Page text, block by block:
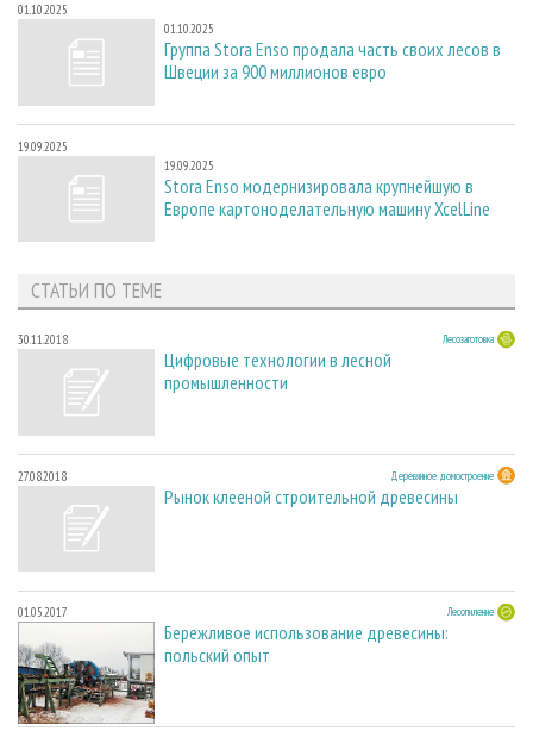
01.10.2025
01.10.2025
Группа Stora Enso продала часть своих лесов в
Швеции за 900 миллионов евро
19.09.2025
19.09.2025
Stora Enso модернизировала крупнейшую в
Европе картоноделательную машину XcelLine
СТАТЬИ ПО ТЕМЕ
30.11.2018 Лесозаготовка
Цифровые технологии в лесной
промышленности
27.08.2018 Деревянное домостроение
Рынок клееной строительной древесины
01.05.2017 Лесопиление
Бережливое использование древесины:
польский опыт